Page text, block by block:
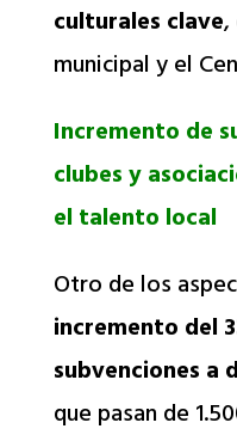
culturales clave,
municipal y el
Incremento de
clubes y
el talento local
Otro de los
incremento del
subvenciones a
que pasan de